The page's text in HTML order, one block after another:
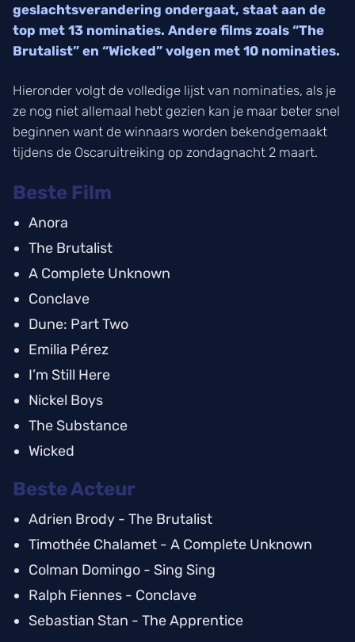
geslachtsverandering ondergaat, staat aan de
top met 13 nominaties. Andere films zoals “The
Brutalist” en “Wicked” volgen met 10 nominaties.
Hieronder volgt de volledige lijst van nominaties, als je
ze nog niet allemaal hebt gezien kan je maar beter snel
beginnen want de winnaars worden bekendgemaakt
tijdens de Oscaruitreiking op zondagnacht 2 maart.
Beste Film
Anora
The Brutalist
A Complete Unknown
Conclave
Dune: Part Two
Emilia Pérez
I’m Still Here
Nickel Boys
The Substance
Wicked
Beste Acteur
Adrien Brody - The Brutalist
Timothée Chalamet - A Complete Unknown
Colman Domingo - Sing Sing
Ralph Fiennes - Conclave
Sebastian Stan - The Apprentice